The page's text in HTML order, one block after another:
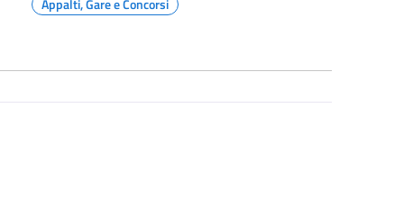
Appalti, Gare e Concorsi